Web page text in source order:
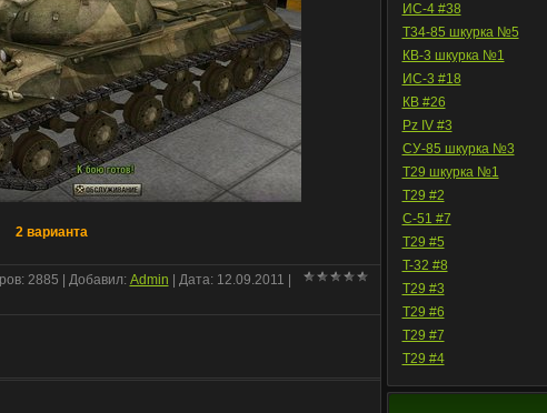
ИС-4 #38
Т34-85 шкурка №5
КВ-3 шкурка №1
ИС-3 #18
КВ #26
Pz IV #3
СУ-85 шкурка №3
T29 шкурка №1
T29 #2
С-51 #7
T29 #5
T-32 #8
T29 #3
T29 #6
T29 #7
T29 #4
2 варианта
2885 | Добавил: Admin | Дата: 12.09.2011